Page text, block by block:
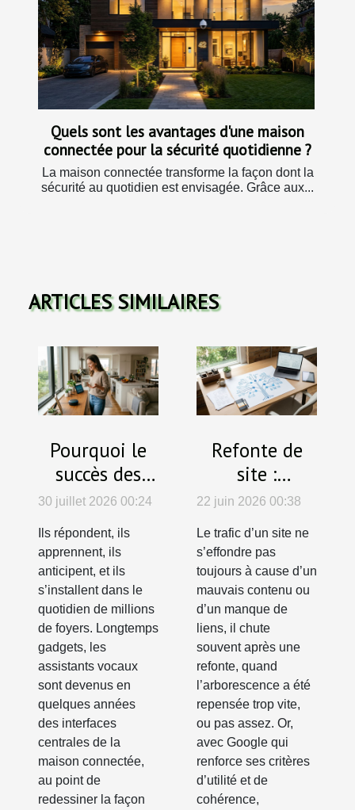
Quels sont les avantages d'une maison
connectée pour la sécurité quotidienne ?
La maison connectée transforme la façon dont la
sécurité au quotidien est envisagée. Grâce aux...
ARTICLES SIMILAIRES
Pourquoi le
succès des
assistants
vocaux
bouleverse la
gestion de la
maison
30 juillet 2026 00:24
Ils répondent, ils
apprennent, ils
anticipent, et ils
s’installent dans le
quotidien de millions
de foyers. Longtemps
gadgets, les
assistants vocaux
sont devenus en
quelques années
des interfaces
centrales de la
maison connectée,
au point de
redessiner la façon
Refonte de
site :
pourquoi
l'arborescence
est la clé d’un
trafic durable
22 juin 2026 00:38
Le trafic d’un site ne
s’effondre pas
toujours à cause d’un
mauvais contenu ou
d’un manque de
liens, il chute
souvent après une
refonte, quand
l’arborescence a été
repensée trop vite,
ou pas assez. Or,
avec Google qui
renforce ses critères
d’utilité et de
cohérence,